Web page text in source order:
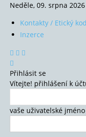
Neděle, 09. srpna 2026
Kontakty / Etický
Inzerce
Přihlásit se
Vítejte! přihlášení k
vaše uživatelské jméno